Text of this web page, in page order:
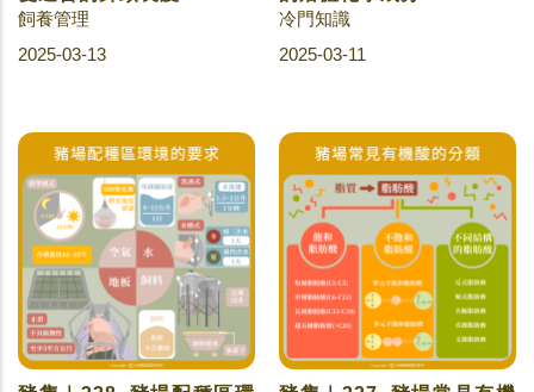
飼養管理
2025-03-13
冷門知識
2025-03-11